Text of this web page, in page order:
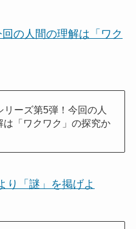
の人間の理解は「ワク
リーズ第5弾！今回の人
は「ワクワク」の探究か
り「謎」を掲げよ